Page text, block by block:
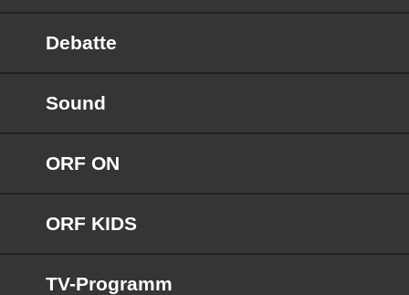
Debatte
Sound
ORF ON
ORF KIDS
TV-Programm